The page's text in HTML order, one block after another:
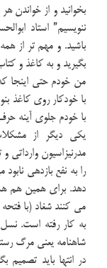
بخوانید و از خواندن
ننویسیم” استاد
باشید. و مهم تر از
بگیرید و به کاغذ و
من خودم حتی اینجا
با خودکار روی کاغذ
با خودم جلوی آینه
یکی دیگر از
مدرنیزاسیون
را به نفع بازدهی
دهد. برای همین هم
می کنند شغاد (با
به کار رفته است.
شاهنامه یعنی مرگ
در انتها باید تصمیم